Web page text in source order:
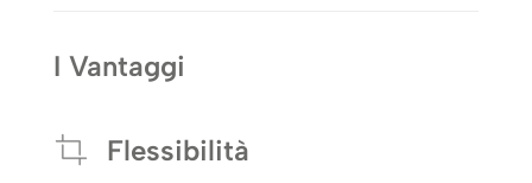
I Vantaggi
Flessibilità